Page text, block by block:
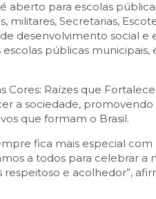
aberto para escolas
militares, Secretarias,
desenvolvimento social e
públicas
Cores: Raízes que
a sociedade, promovendo
que formam o Brasil.
fica mais especial
a todos para celebrar a
e acolhedor”,